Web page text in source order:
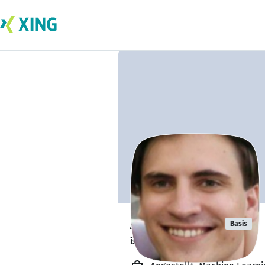
Anton Sema Basis
ist offen für Projekte. 🔎